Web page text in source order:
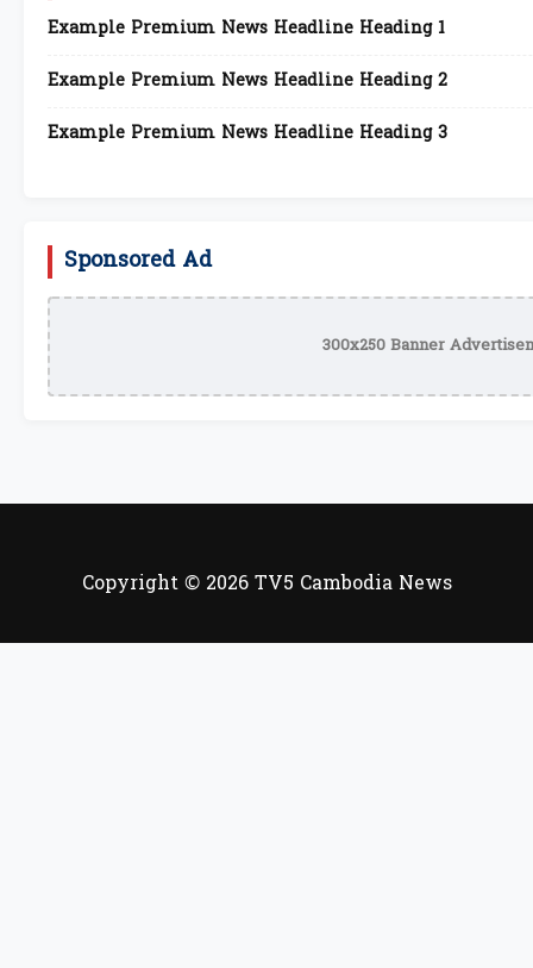
Example Premium News Headline Heading 1
Example Premium News Headline Heading 2
Example Premium News Headline Heading 3
Sponsored Ad
300x250 Banner
Copyright © 2026 TV5 Cambodia News